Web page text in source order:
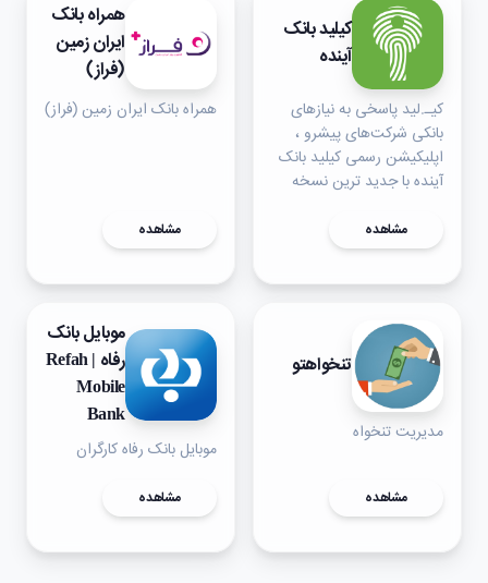
کیلید بانک
آینده
کیـ.لید پاسخی به نیازهای
بانکی شرکت‌های پیشرو ،
اپلیکیشن رسمی کیلید بانک
آینده با جدید ترین نسخه
مشاهده
همراه بانک
ایران زمین
(فراز)
همراه بانک ایران زمین (فراز)
مشاهده
تنخواهتو
مدیریت تنخواه
مشاهده
موبایل بانک
رفاه | Refah
Mobile
Bank
موبایل بانک رفاه کارگران
مشاهده